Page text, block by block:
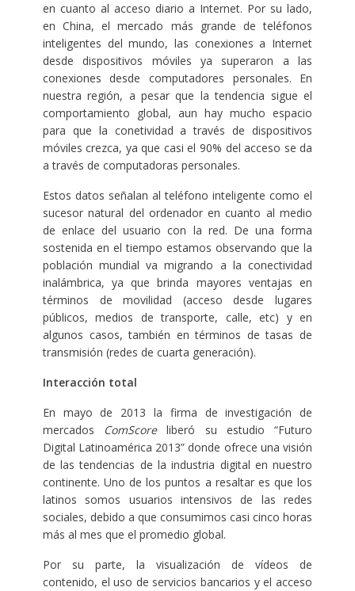
en cuanto al acceso diario a Internet. Por su lado,
en China, el mercado más grande de teléfonos
inteligentes del mundo, las conexiones a Internet
desde dispositivos móviles ya superaron a las
conexiones desde computadores personales. En
nuestra región, a pesar que la tendencia sigue el
comportamiento global, aun hay mucho espacio
para que la conetividad a través de dispositivos
móviles crezca, ya que casi el 90% del acceso se da
a través de computadoras personales.
Estos datos señalan al teléfono inteligente como el
sucesor natural del ordenador en cuanto al medio
de enlace del usuario con la red. De una forma
sostenida en el tiempo estamos observando que la
población mundial va migrando a la conectividad
inalámbrica, ya que brinda mayores ventajas en
términos de movilidad (acceso desde lugares
públicos, medios de transporte, calle, etc) y en
algunos casos, también en términos de tasas de
transmisión (redes de cuarta generación).
Interacción total
En mayo de 2013 la firma de investigación de
mercados ComScoreliberó su estudio “Futuro
Digital Latinoamérica 2013” donde ofrece una visión
de las tendencias de la industria digital en nuestro
continente. Uno de los puntos a resaltar es que los
latinos somos usuarios intensivos de las redes
sociales, debido a que consumimos casi cinco horas
más al mes que el promedio global.
Por su parte, la visualización de vídeos de
contenido, el uso de servicios bancarios y el acceso